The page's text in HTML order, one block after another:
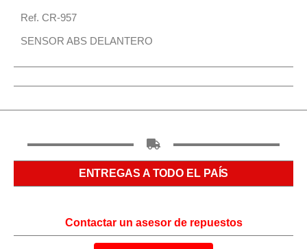
Ref. CR-957
SENSOR ABS DELANTERO
ENTREGAS A TODO EL PAÍS
Contactar un asesor de repuestos